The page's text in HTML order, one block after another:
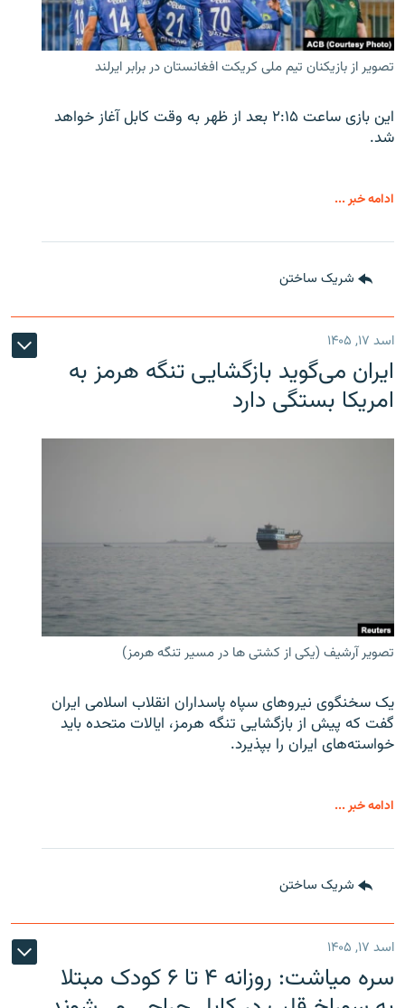
تصویر از بازیکنان تیم ملی کریکت افغانستان در برابر ایرلند
این بازی ساعت ۲:۱۵ بعد از ظهر به وقت کابل آغاز خواهد
شد.
ادامه خبر ...
شریک ساختن
اسد ۱۷, ۱۴۰۵
ایران می‌گوید بازگشایی تنگه هرمز به
امریکا بستگی دارد
تصویر آرشیف (یکی از کشتی ها در مسیر تنگه هرمز)
یک سخنگوی نیروهای سپاه پاسداران انقلاب اسلامی ایران
گفت که پیش از بازگشایی تنگه هرمز، ایالات متحده باید
خواسته‌های ایران را بپذیرد.
ادامه خبر ...
شریک ساختن
اسد ۱۷, ۱۴۰۵
سره‌ میاشت: روزانه ۴ تا ۶ کودک مبتلا